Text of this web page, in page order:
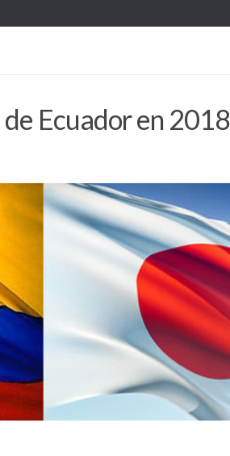
Ecuador en 2018